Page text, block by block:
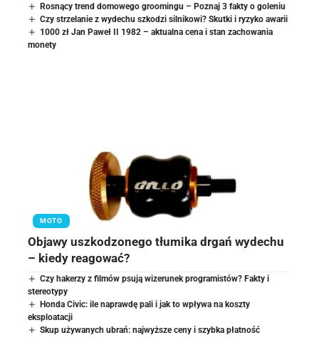
Rosnący trend domowego groomingu – Poznaj 3 fakty o goleniu
Czy strzelanie z wydechu szkodzi silnikowi? Skutki i ryzyko awarii
1000 zł Jan Paweł II 1982 – aktualna cena i stan zachowania
monety
MOTO
Objawy uszkodzonego tłumika drgań wydechu
– kiedy reagować?
Czy hakerzy z filmów psują wizerunek programistów? Fakty i
stereotypy
Honda Civic: ile naprawdę pali i jak to wpływa na koszty
eksploatacji
Skup używanych ubrań: najwyższe ceny i szybka płatność